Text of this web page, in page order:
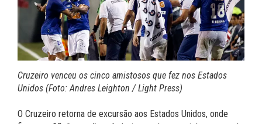
Cruzeiro venceu os cinco amistosos que fez nos Estados
Unidos (Foto: Andres Leighton / Light Press)
O Cruzeiro retorna de excursão aos Estados Unidos, onde